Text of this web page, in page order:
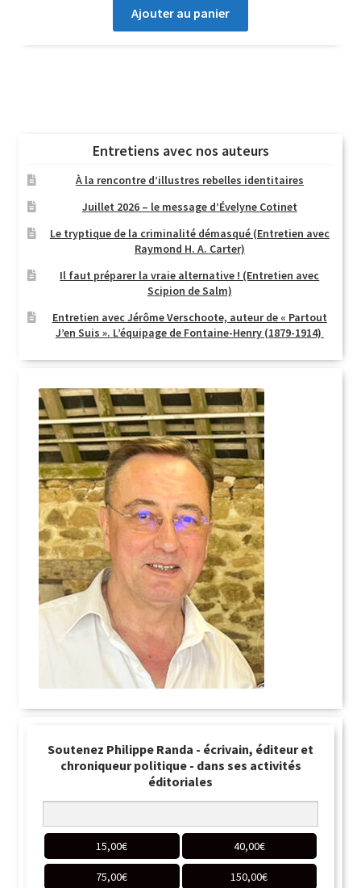
Ajouter au panier
Entretiens avec nos auteurs
À la rencontre d’illustres rebelles identitaires
Juillet 2026 – le message d’Évelyne Cotinet
Le tryptique de la criminalité démasqué (Entretien avec
Raymond H. A. Carter)
Il faut préparer la vraie alternative ! (Entretien avec
Scipion de Salm)
Entretien avec Jérôme Verschoote, auteur de « Partout
J’en Suis ». L’équipage de Fontaine-Henry (1879-1914)
Soutenez Philippe Randa - écrivain, éditeur et
chroniqueur politique - dans ses activités
éditoriales
15,00€ 40,00€
75,00€ 150,00€